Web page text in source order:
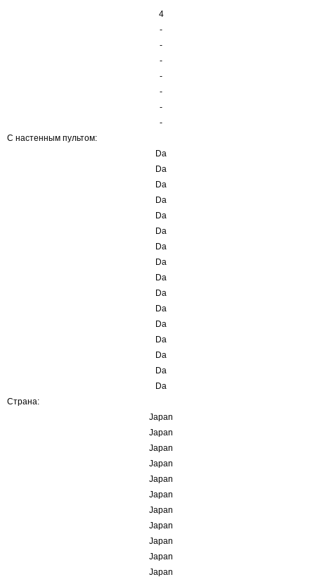
4
-
-
-
-
-
-
-
С настенным пультом:
Da
Da
Da
Da
Da
Da
Da
Da
Da
Da
Da
Da
Da
Da
Da
Da
Страна:
Japan
Japan
Japan
Japan
Japan
Japan
Japan
Japan
Japan
Japan
Japan